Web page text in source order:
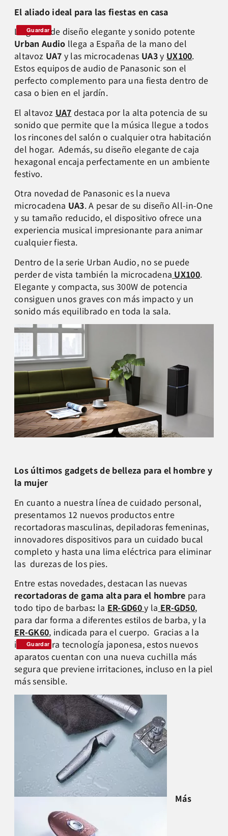
El aliado ideal para las fiestas en casa
La gama de diseño elegante y sonido potente
Urban Audio llega a España de la mano del
altavoz UA7 y las microcadenas UA3y UX100.
Estos equipos de audio de Panasonic son el
perfecto complemento para una fiesta dentro de
casa o bien en el jardín.
El altavoz UA7 destaca por la alta potencia de su
sonido que permite que la música llegue a todos
los rincones del salón o cualquier otra habitación
del hogar. Además, su diseño elegante de caja
hexagonal encaja perfectamente en un ambiente
festivo.
Otra novedad de Panasonic es la nueva
microcadena UA3. A pesar de su diseño All-in-One
y su tamaño reducido, el dispositivo ofrece una
experiencia musical impresionante para animar
cualquier fiesta.
Dentro de la serie Urban Audio, no se puede
perder de vista también la microcadena UX100.
Elegante y compacta, sus 300W de potencia
consiguen unos graves con más impacto y un
sonido más equilibrado en toda la sala.
Los últimos gadgets de belleza para el hombre y
la mujer
En cuanto a nuestra línea de cuidado personal,
presentamos 12 nuevos productos entre
recortadoras masculinas, depiladoras femeninas,
innovadores dispositivos para un cuidado bucal
completo y hasta una lima eléctrica para eliminar
las durezas de los pies.
Entre estas novedades, destacan las nuevas
recortadoras de gama alta para el hombre para
todo tipo de barbas: la ER-GD60y la ER-GD50,
para dar forma a diferentes estilos de barba, y la
ER-GK60, indicada para el cuerpo. Gracias a la
innovadora tecnología japonesa, estos nuevos
aparatos cuentan con una nueva cuchilla más
segura que previene irritaciones, incluso en la piel
más sensible.
Más
Guardar
Guardar